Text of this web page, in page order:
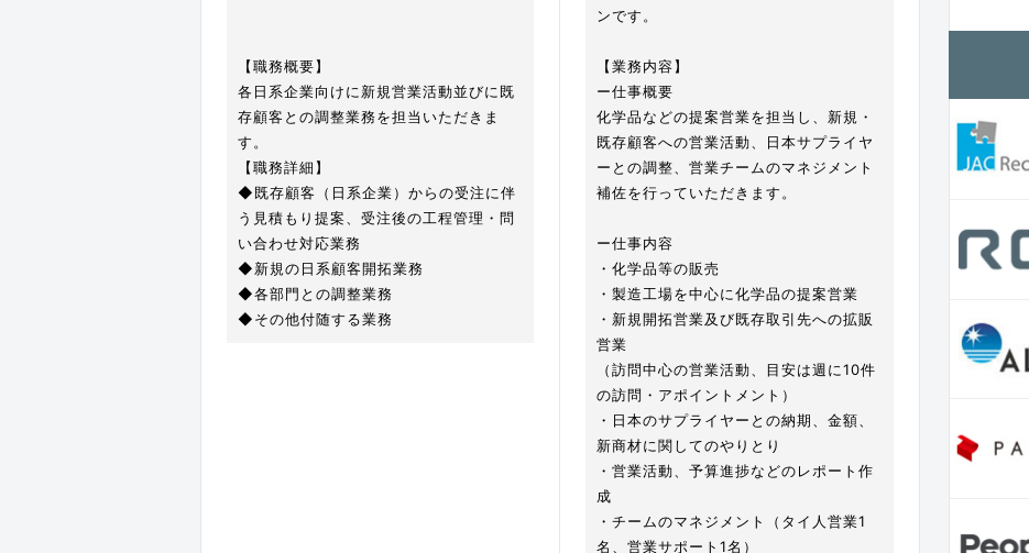
【職務概要】
各日系企業向けに新規営業活動並びに既
存顧客との調整業務を担当いただきま
す。
【職務詳細】
◆既存顧客（日系企業）からの受注に伴
う見積もり提案、受注後の工程管理・問
い合わせ対応業務
◆新規の日系顧客開拓業務
◆各部門との調整業務
◆その他付随する業務
ンです。
【業務内容】
ー仕事概要
化学品などの提案営業を担当し、新規・
既存顧客への営業活動、日本サプライヤ
ーとの調整、営業チームのマネジメント
補佐を行っていただきます。
ー仕事内容
・化学品等の販売
・製造工場を中心に化学品の提案営業
・新規開拓営業及び既存取引先への拡販
営業
（訪問中心の営業活動、目安は週に10件
の訪問・アポイントメント）
・日本のサプライヤーとの納期、金額、
新商材に関してのやりとり
・営業活動、予算進捗などのレポート作
成
・チームのマネジメント（タイ人営業1
名、営業サポート1名）